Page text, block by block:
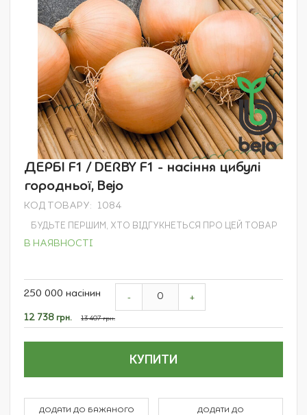
Перейти
до
початку
галереї
ДЕРБІ F1 / DERBY F1 - насіння цибулі
городньої, Bejo
КОД ТОВАРУ 1084
БУДЬТЕ ПЕРШИМ, ХТО ВІДГУКНЕТЬСЯ ПРО ЦЕЙ ТОВАР
В НАЯВНОСТІ
product
250 000 насінин
Спеціальна
ціна
12 738 грн. 13 407 грн.
- +
КУПИТИ
ДОДАТИ ДО БАЖАНОГО
ДОДАТИ ДО